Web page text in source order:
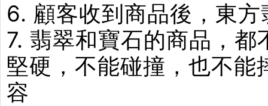
6. 顧客收到商品後，東
7. 翡翠和寶石的商品，
堅硬，不能碰撞，也不
容